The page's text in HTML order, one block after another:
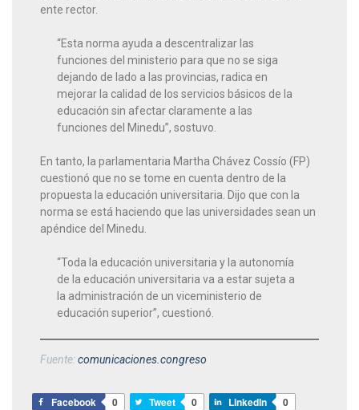
ente rector.
“Esta norma ayuda a descentralizar las
funciones del ministerio para que no se siga
dejando de lado a las provincias, radica en
mejorar la calidad de los servicios básicos de la
educación sin afectar claramente a las
funciones del Minedu”, sostuvo.
En tanto, la parlamentaria Martha Chávez Cossío (FP)
cuestionó que no se tome en cuenta dentro de la
propuesta la educación universitaria. Dijo que con la
norma se está haciendo que las universidades sean un
apéndice del Minedu.
“Toda la educación universitaria y la autonomía
de la educación universitaria va a estar sujeta a
la administración de un viceministerio de
educación superior”, cuestionó.
Fuente:comunicaciones.congreso
Facebook 0 Tweet 0 LinkedIn
0